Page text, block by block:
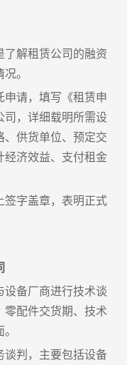
解租赁公司的融资
。
请，填写《租赁申
，详细载明所需设
供货单位、预定交
经济效益、支付租金
字盖章，表明正式
备厂商进行技术谈
配件交货期、技术
谈判，主要包括设备